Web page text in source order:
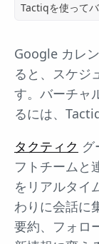
Tactiqを使って
Google カレ
ると、スケジ
す。バーチャ
るには、
タクティク
フトチームと
をリアルタイ
わりに会話に
要約、フォロ